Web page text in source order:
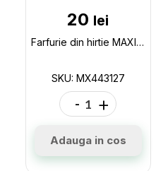
20 lei
Farfurie din hirtie MAXI Princess 6 buc MX443127
SKU: MX443127
- +
Adauga in cos